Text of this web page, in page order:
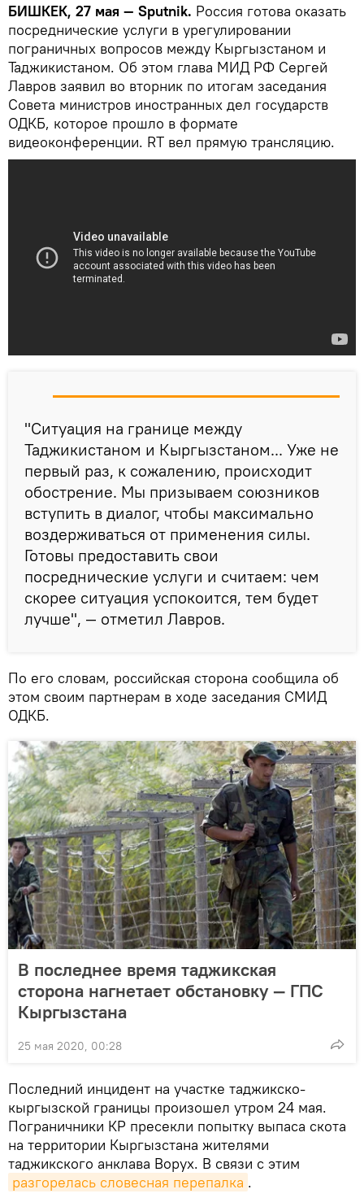
БИШКЕК, 27 мая — Sputnik. Россия готова оказать
посреднические услуги в урегулировании
пограничных вопросов между Кыргызстаном и
Таджикистаном. Об этом глава МИД РФ Сергей
Лавров заявил во вторник по итогам заседания
Совета министров иностранных дел государств
ОДКБ, которое прошло в формате
видеоконференции. RT вел прямую трансляцию.
"Ситуация на границе между
Таджикистаном и Кыргызстаном... Уже не
первый раз, к сожалению, происходит
обострение. Мы призываем союзников
вступить в диалог, чтобы максимально
воздерживаться от применения силы.
Готовы предоставить свои
посреднические услуги и считаем: чем
скорее ситуация успокоится, тем будет
лучше", — отметил Лавров.
По его словам, российская сторона сообщила об
этом своим партнерам в ходе заседания СМИД
ОДКБ.
В последнее время таджикская
сторона нагнетает обстановку — ГПС
Кыргызстана
25 мая 2020, 00:28
Последний инцидент на участке таджикско-
кыргызской границы произошел утром 24 мая.
Пограничники КР пресекли попытку выпаса скота
на территории Кыргызстана жителями
таджикского анклава Ворух. В связи с этим
разгорелась словесная перепалка .